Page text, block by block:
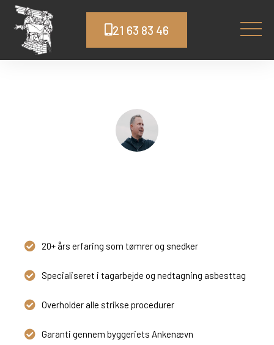
21 63 83 46
20+ års erfaring som tømrer og snedker
Specialiseret i tagarbejde og nedtagning asbesttag
Overholder alle strikse procedurer
Garanti gennem byggeriets Ankenævn